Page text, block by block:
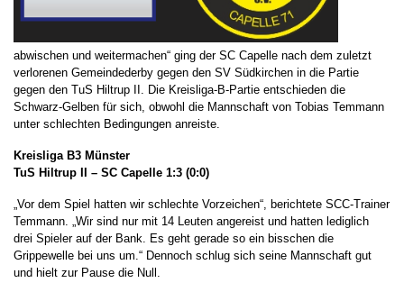
abwischen und weitermachen“ ging der SC Capelle nach dem zuletzt
verlorenen Gemeindederby gegen den SV Südkirchen in die Partie
gegen den TuS Hiltrup II. Die Kreisliga-B-Partie entschieden die
Schwarz-Gelben für sich, obwohl die Mannschaft von Tobias Temmann
unter schlechten Bedingungen anreiste.
Kreisliga B3 Münster
TuS Hiltrup II – SC Capelle 1:3 (0:0)
„Vor dem Spiel hatten wir schlechte Vorzeichen“, berichtete SCC-Trainer
Temmann. „Wir sind nur mit 14 Leuten angereist und hatten lediglich
drei Spieler auf der Bank. Es geht gerade so ein bisschen die
Grippewelle bei uns um.“ Dennoch schlug sich seine Mannschaft gut
und hielt zur Pause die Null.